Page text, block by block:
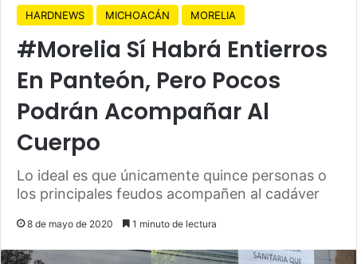
HARDNEWS MICHOACÁN MORELIA
#Morelia Sí Habrá Entierros
En Panteón, Pero Pocos
Podrán Acompañar Al
Cuerpo
Lo ideal es que únicamente quince personas o
los principales feudos acompañen al cadáver
8 de mayo de 2020 1 minuto de lectura